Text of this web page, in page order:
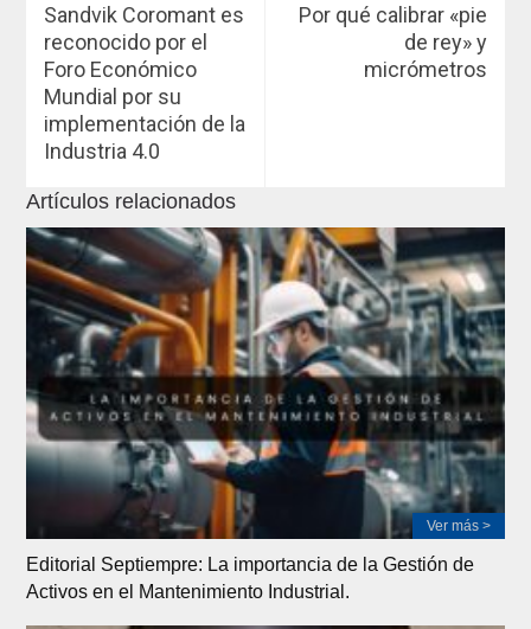
Sandvik Coromant es
reconocido por el
Foro Económico
Mundial por su
implementación de la
Industria 4.0
Por qué calibrar «pie
de rey» y
micrómetros
Artículos relacionados
Ver más >
Editorial Septiempre: La importancia de la Gestión de
Activos en el Mantenimiento Industrial.